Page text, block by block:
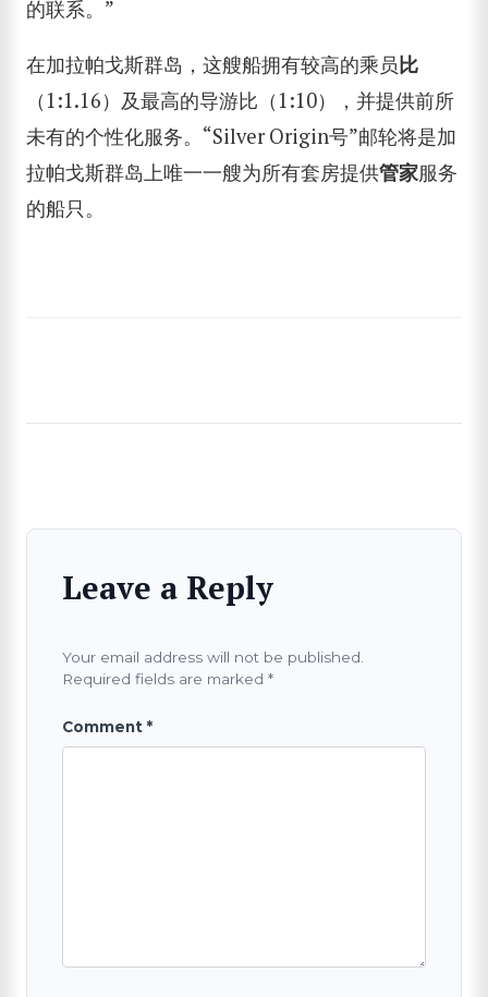
SEARCH
的联系。”
在加拉帕戈斯群岛，这艘船拥有较高的乘员比
（1:1.16）及最高的导游比（1:10），并提供前所
未有的个性化服务。“Silver Origin号”邮轮将是加
拉帕戈斯群岛上唯一一艘为所有套房提供管家服务
的船只。
Leave a Reply
Your email address will not be published.
Required fields are marked *
Comment *